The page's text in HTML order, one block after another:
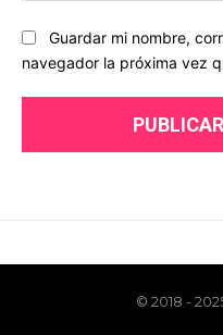
© 2018 -